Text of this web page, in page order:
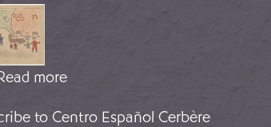
moreabout Una niña dibuja la guerra
to Centro Español Cerbère